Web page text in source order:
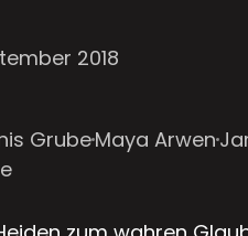
2018
GrubeMaya Arwen